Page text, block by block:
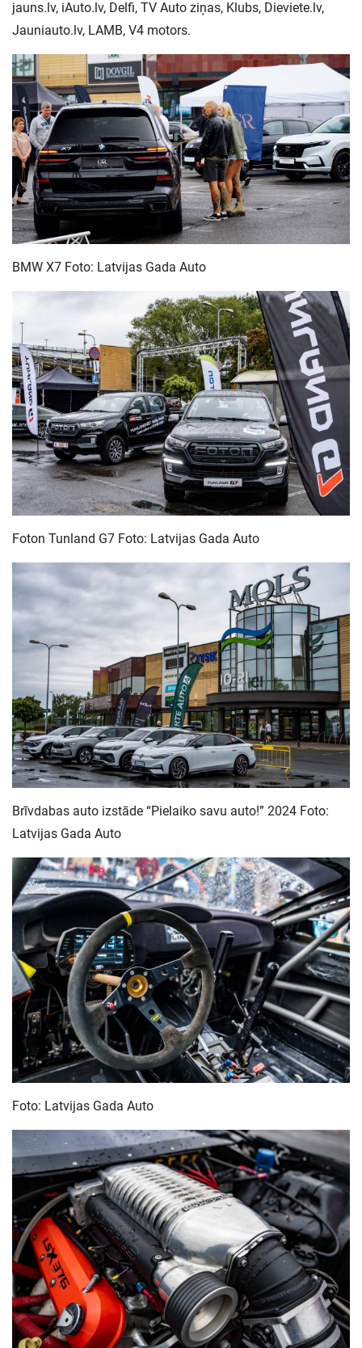
jauns.lv, iAuto.lv, Delfi, TV Auto ziņas, Klubs, Dieviete.lv,
Jauniauto.lv, LAMB, V4 motors.
BMW X7 Foto: Latvijas Gada Auto
Foton Tunland G7 Foto: Latvijas Gada Auto
Brīvdabas auto izstāde “Pielaiko savu auto!” 2024 Foto:
Latvijas Gada Auto
Foto: Latvijas Gada Auto